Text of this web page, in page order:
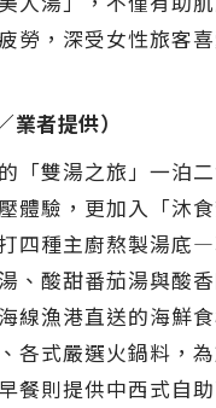
勞，深受女性旅客喜
者提供）
「雙湯之旅」一泊
體驗，更加入「沐食
四種主廚熬製湯底
、酸甜番茄湯與酸
線漁港直送的海鮮
各式嚴選火鍋料，
餐則提供中西式自